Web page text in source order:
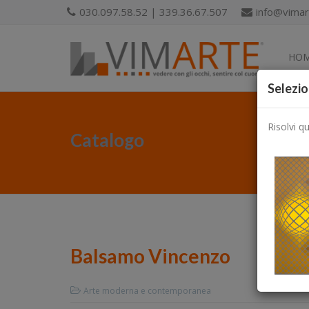
030.097.58.52 | 339.36.67.507
Catalogo
Balsamo Vincenzo
Arte moderna e contemporanea
Risolvi